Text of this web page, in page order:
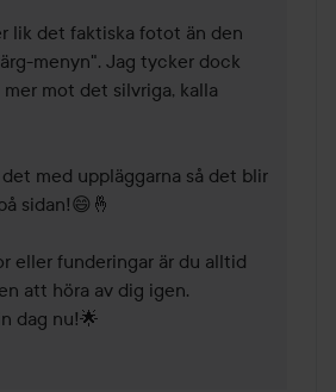
lik det faktiska fotot än den
menyn". Jag tycker dock
mot det silvriga, kalla
med uppläggarna så det blir
sidan!😄🤞
eller funderingar är du alltid
att höra av dig igen.
dag nu!🌟